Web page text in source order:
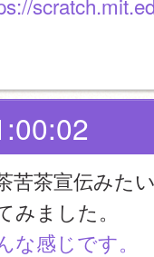
苦茶宣伝みた
みました。
な感じです。